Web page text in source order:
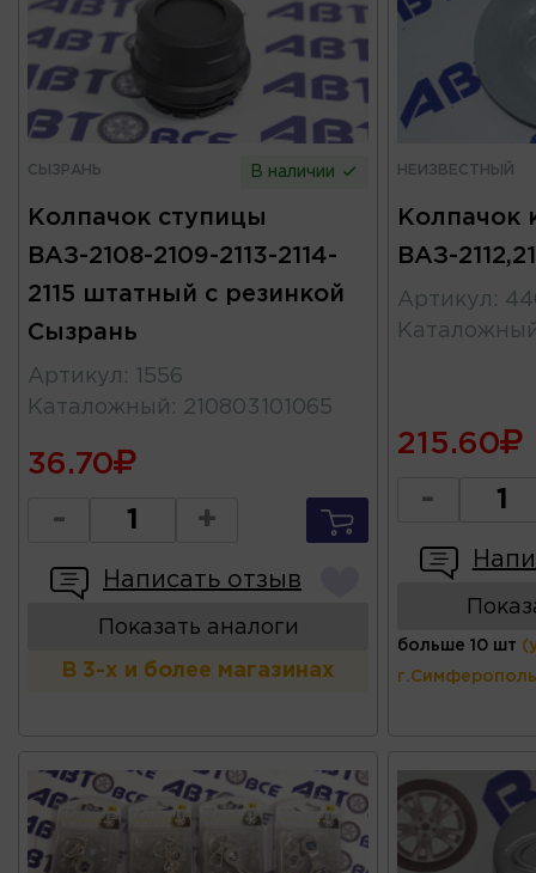
СЫЗРАНЬ В наличии
Колпачок ступицы
ВАЗ-2108-2109-2113-2114-
2115 штатный с резинкой
Сызрань
Артикул :
1556
Каталожный : 210803101065
36.70
- +
Написать отзыв
Показать аналоги
В 3-х и более магазинах
НЕИЗВЕСТНЫЙ
Колпачок
ВАЗ-
Артикул :
215.60
-
больше 10 шт